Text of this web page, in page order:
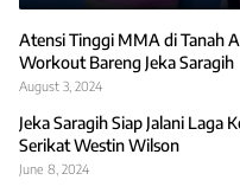
Atensi Tinggi MMA di Tanah
Workout Bareng Jeka Saragih
August 3, 2024
Jeka Saragih Siap Jalani
Serikat Westin Wilson
June 8, 2024